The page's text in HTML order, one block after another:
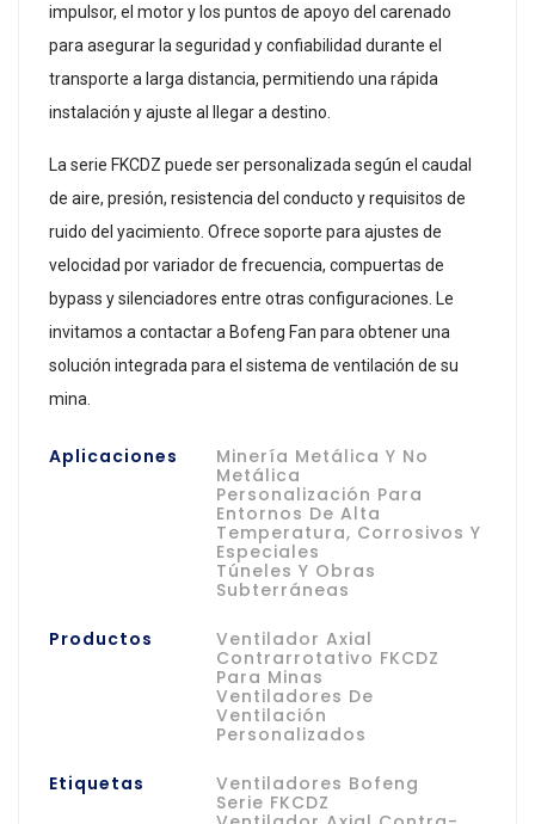
impulsor, el motor y los puntos de apoyo del carenado
para asegurar la seguridad y confiabilidad durante el
transporte a larga distancia, permitiendo una rápida
instalación y ajuste al llegar a destino.
La serie FKCDZ puede ser personalizada según el caudal
de aire, presión, resistencia del conducto y requisitos de
ruido del yacimiento. Ofrece soporte para ajustes de
velocidad por variador de frecuencia, compuertas de
bypass y silenciadores entre otras configuraciones. Le
invitamos a contactar a Bofeng Fan para obtener una
solución integrada para el sistema de ventilación de su
mina.
Aplicaciones
Minería Metálica Y No
Metálica
Personalización Para
Entornos De Alta
Temperatura, Corrosivos Y
Especiales
Túneles Y Obras
Subterráneas
Productos
Ventilador Axial
Contrarrotativo FKCDZ
Para Minas
Ventiladores De
Ventilación
Personalizados
Etiquetas
Ventiladores Bofeng
Serie FKCDZ